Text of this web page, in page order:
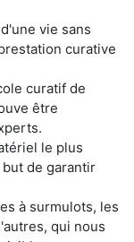
vie sans
curative
curatif de
être
le plus
de garantir
à surmulots, les
qui nous